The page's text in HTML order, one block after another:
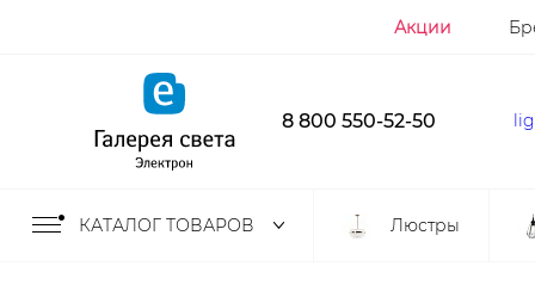
Акции
8 800 550-52-50
КАТАЛОГ ТОВАРОВ Люстры